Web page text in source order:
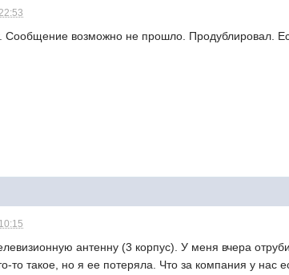
Сообщение возможно не прошло. Продублировал.
антенну (3 корпус). У меня вчера
то такое, но я ее потеряла. Что за компания у нас